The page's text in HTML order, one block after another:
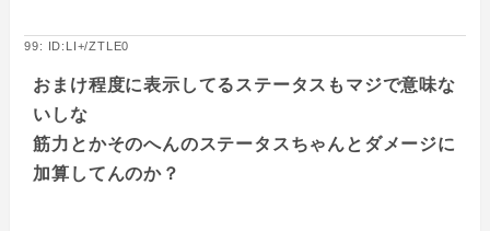
99: ID:LI+/ZTLE0
おまけ程度に表示してるステータスもマジで意味な
いしな
筋力とかそのへんのステータスちゃんとダメージに
加算してんのか？